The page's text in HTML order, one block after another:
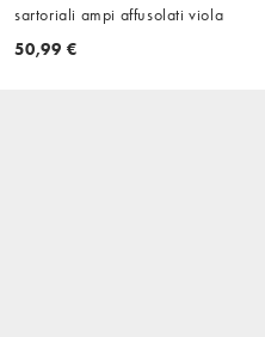
sartoriali ampi affusolati viola
50,99 €